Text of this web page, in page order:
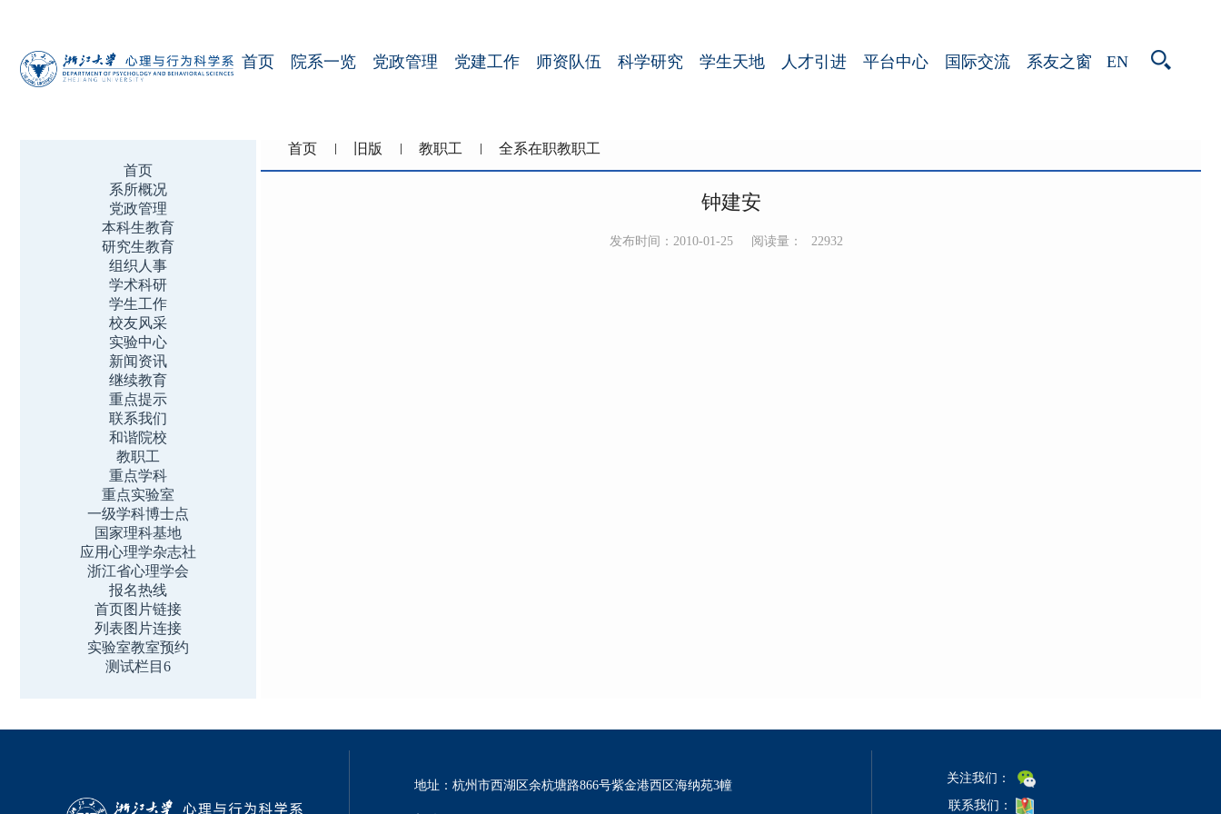
首页 院系一览 党政管理 党建工作 师资队伍 科学研究 学生天地 人才引进 平台中心 国际交流 系友之窗 EN
首页
系所概况
党政管理
本科生教育
研究生教育
组织人事
学术科研
学生工作
校友风采
实验中心
新闻资讯
继续教育
重点提示
联系我们
和谐院校
教职工
重点学科
重点实验室
一级学科博士点
国家理科基地
应用心理学杂志社
浙江省心理学会
报名热线
首页图片链接
列表图片连接
实验室教室预约
测试栏目6
首页 旧版 教职工 全系在职教职工
钟建安
发布时间：2010-01-25 阅读量： 22932
地址：杭州市西湖区余杭塘路866号紫金港西区海纳苑3幢
关注我们：
联系我们：